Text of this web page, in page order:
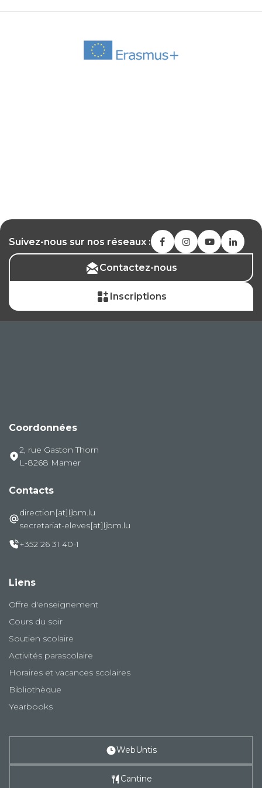
Suivez-nous sur nos réseaux :
Contactez-nous
Inscriptions
Coordonnées
2, rue Gaston Thorn
L-8268 Mamer
Contacts
direction[at]ljbm.lu
secretariat-eleves[at]ljbm.lu
+352 26 31 40-1
Liens
Offre d'enseignement
Cours du soir
Soutien scolaire
Activités parascolaire
Horaires et vacances scolaires
Bibliothèque
Yearbooks
WebUntis
Cantine